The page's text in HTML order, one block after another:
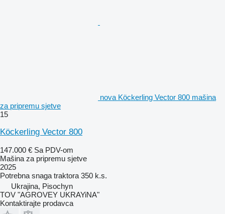
nova Köckerling Vector 800 mašina
za pripremu sjetve
15
Köckerling Vector 800
147.000 € Sa PDV-om
Mašina za pripremu sjetve
2025
Potrebna snaga traktora 350 k.s.
Ukrajina, Pisochyn
TOV "AGROVEY UKRAYiNA"
Kontaktirajte prodavca